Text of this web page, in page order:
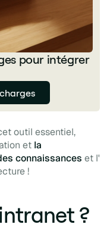
pour intégrer
outil essentiel,
et la
connaissances et l'
!
?